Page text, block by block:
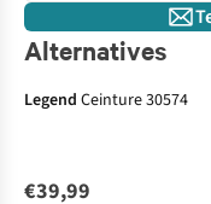
Alternatives
Legend Ceinture 30574
€39,99